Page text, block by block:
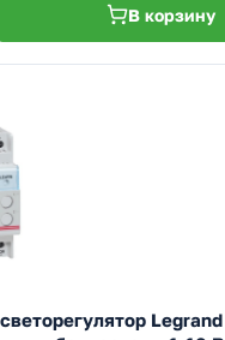
В корзину